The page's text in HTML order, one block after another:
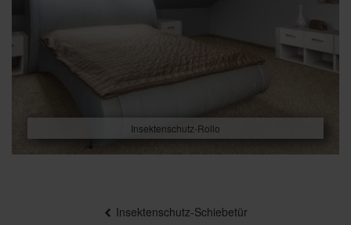
Insektenschutz-Rollo
Insektenschutz-Schiebetür